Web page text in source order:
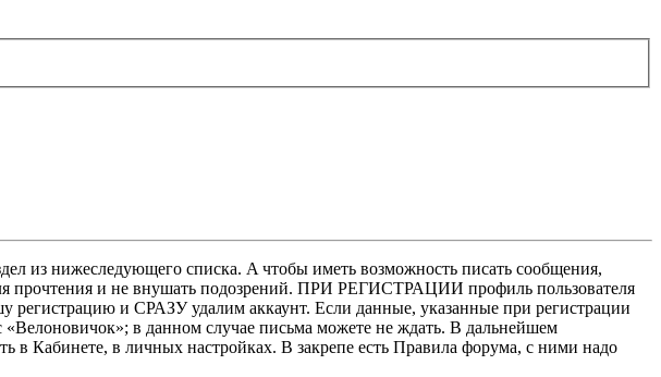
из нижеследующего списка. A чтобы иметь возможность писать сообщения,
прочтения и не внушать подозрений. ПРИ РЕГИСТРАЦИИ профиль пользователя
и СРАЗУ удалим аккаунт. Если данные, указанные при регистрации
в данном случае письма можете не ждать. В дальнейшем
в Кабинете, в личных настройках. В закрепе есть Правила форума, с ними надо